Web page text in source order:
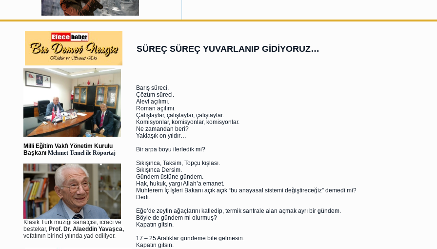
Milli Eğitim Vakfı Yönetim Kurulu
Başkanı Mehmet Temel ile Röportaj
Klasik Türk müziği sanatçısı, icracı ve
bestekar, Prof. Dr. Alaeddin Yavaşca,
vefatının birinci yılında yad ediliyor.
SÜREÇ SÜREÇ YUVARLANIP GİDİYORUZ…
Barış süreci.
Çözüm süreci.
Alevi açılımı.
Roman açılımı.
Çalıştaylar, çalıştaylar, çalıştaylar.
Komisyonlar, komisyonlar, komisyonlar.
Ne zamandan beri?
Yaklaşık on yıldır…
Bir arpa boyu ilerledik mi?
Sıkışınca, Taksim, Topçu kışlası.
Sıkışınca Dersim.
Gündem üstüne gündem.
Hak, hukuk, yargı Allah’a emanet.
Muhterem İç İşleri Bakanı açık açık “bu anayasal sistemi değiştireceğiz” demedi mi?
Dedi.
Eğe’de zeytin ağaçlarını katledip, termik santrale alan açmak ayrı bir gündem.
Böyle de gündem mi olurmuş?
Kapatın gitsin.
17 – 25 Aralıklar gündeme bile gelmesin.
Kapatın gitsin.